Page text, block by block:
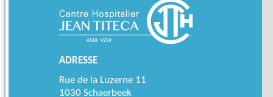
ADRESSE
Rue de la Luzerne 11
1030 Schaerbeek